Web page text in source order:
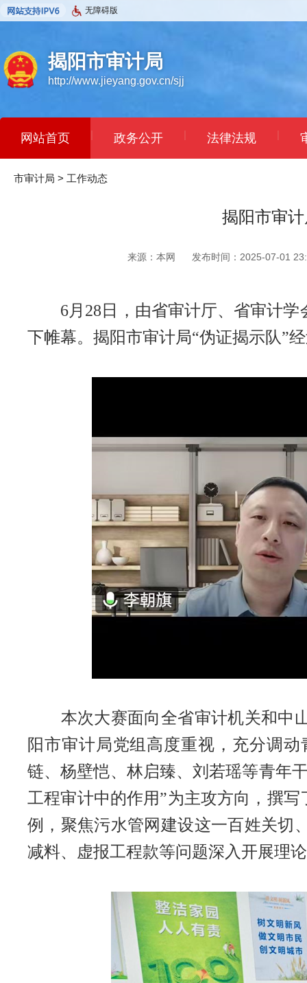
无障碍版
揭阳市审计局
http://www.jieyang.gov.cn/sjj
网站首页 | 政务公开 | 法律法规 |
市审计局 > 工作动态
揭阳市审
来源：本网 发布时间：2025-07-01
6月28日，由省审计厅、省审计学
下帷幕。揭阳市审计局“伪证揭示队”
本次大赛面向全省审计机关和中山
阳市审计局党组高度重视，充分调
链、杨壁恺、林启臻、刘若瑶等青年
工程审计中的作用”为主攻方向，撰
例，聚焦污水管网建设这一百姓关切
减料、虚报工程款等问题深入开展理